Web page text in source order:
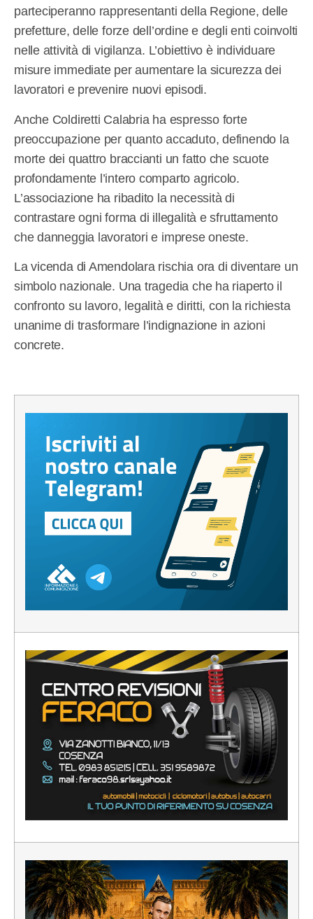
parteciperanno rappresentanti della Regione, delle
prefetture, delle forze dell’ordine e degli enti coinvolti
nelle attività di vigilanza. L’obiettivo è individuare
misure immediate per aumentare la sicurezza dei
lavoratori e prevenire nuovi episodi.
Anche Coldiretti Calabria ha espresso forte
preoccupazione per quanto accaduto, definendo la
morte dei quattro braccianti un fatto che scuote
profondamente l’intero comparto agricolo.
L’associazione ha ribadito la necessità di
contrastare ogni forma di illegalità e sfruttamento
che danneggia lavoratori e imprese oneste.
La vicenda di Amendolara rischia ora di diventare un
simbolo nazionale. Una tragedia che ha riaperto il
confronto su lavoro, legalità e diritti, con la richiesta
unanime di trasformare l’indignazione in azioni
concrete.